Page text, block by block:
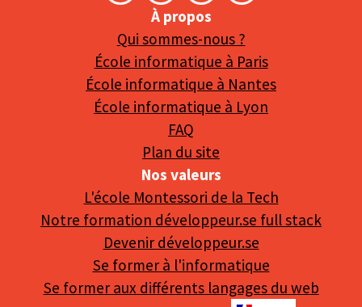
À propos
Qui sommes-nous ?
École informatique à Paris
École informatique à Nantes
École informatique à Lyon
FAQ
Plan du site
Nos valeurs
L'école Montessori de la Tech
Notre formation développeur.se full stack
Devenir développeur.se
Se former à l'informatique
Se former aux différents langages du web